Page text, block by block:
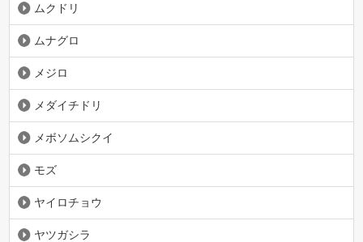
ムクドリ
ムナグロ
メジロ
メダイチドリ
メボソムシクイ
モズ
ヤイロチョウ
ヤツガシラ